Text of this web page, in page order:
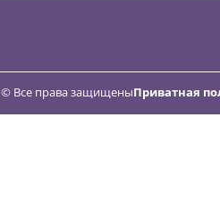
© Все права защищеныПриватная